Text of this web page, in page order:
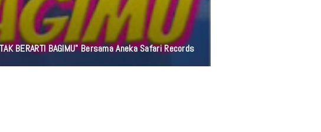
BERARTI BAGIMU" Bersama Aneka Safari Records